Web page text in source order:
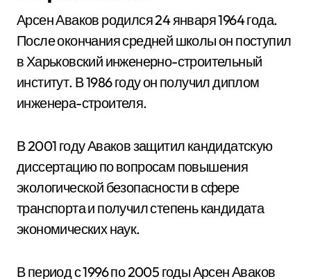
Арсен Аваков родился 24 января 1964 года.
После окончания средней школы он поступил
в Харьковский инженерно-строительный
институт. В 1986 году он получил диплом
инженера-строителя.
В 2001 году Аваков защитил кандидатскую
диссертацию по вопросам повышения
экологической безопасности в сфере
транспорта и получил степень кандидата
экономических наук.
В период с 1996 по 2005 годы Арсен Аваков